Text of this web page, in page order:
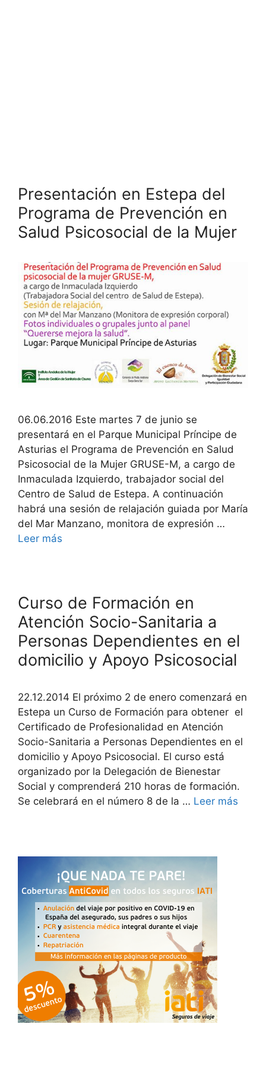
Presentación en Estepa del
Programa de Prevención en
Salud Psicosocial de la Mujer
06.06.2016 Este martes 7 de junio se
presentará en el Parque Municipal Príncipe de
Asturias el Programa de Prevención en Salud
Psicosocial de la Mujer GRUSE-M, a cargo de
Inmaculada Izquierdo, trabajador social del
Centro de Salud de Estepa. A continuación
habrá una sesión de relajación guiada por María
del Mar Manzano, monitora de expresión …
Leer más
Curso de Formación en
Atención Socio-Sanitaria a
Personas Dependientes en el
domicilio y Apoyo Psicosocial
22.12.2014 El próximo 2 de enero comenzará en
Estepa un Curso de Formación para obtener el
Certificado de Profesionalidad en Atención
Socio-Sanitaria a Personas Dependientes en el
domicilio y Apoyo Psicosocial. El curso está
organizado por la Delegación de Bienestar
Social y comprenderá 210 horas de formación.
Se celebrará en el número 8 de la … Leer más